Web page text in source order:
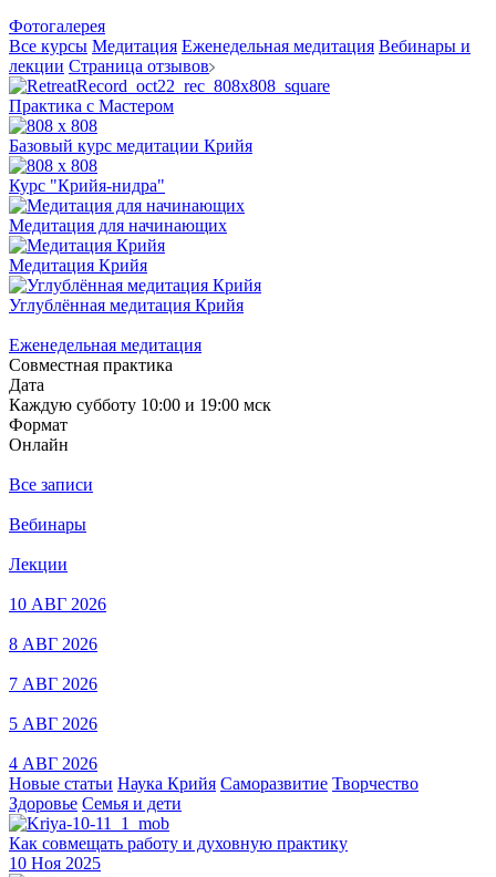
Фотогалерея
Все курсы Медитация Еженедельная медитация Вебинары и
лекции Страница отзывов
Практика с Мастером
Базовый курс медитации Крийя
Курс "Крийя-нидра"
Медитация для начинающих
Медитация Крийя
Углублённая медитация Крийя
Еженедельная медитация
Совместная практика
Дата
Каждую субботу 10:00 и 19:00 мск
Формат
Онлайн
Все записи
Вебинары
Лекции
10 АВГ 2026
8 АВГ 2026
7 АВГ 2026
5 АВГ 2026
4 АВГ 2026
Новые статьи Наука Крийя Саморазвитие Творчество
Здоровье Семья и дети
Как совмещать работу и духовную практику
10 Ноя 2025